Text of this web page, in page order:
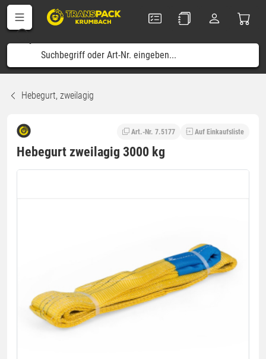
Hebegurt, zweilagig
Art.-Nr. 7.5177 Auf Einkaufsliste
Hebegurt zweilagig 3000 kg